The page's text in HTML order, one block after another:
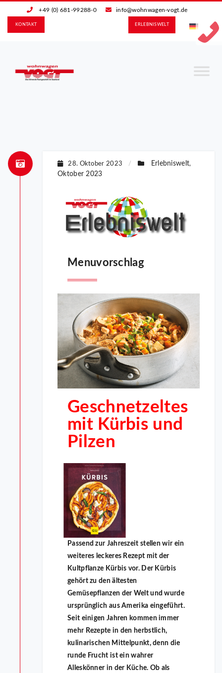
+49 (0) 681-99288-0 info@wohnwagen-vogt.de
ERLEBNIS­WELT
KONTAKT
28. Oktober 2023 / Erlebniswelt,
Oktober 2023
Menuvorschlag
Geschnetzeltes
mit Kürbis und
Pilzen
Passend zur Jahreszeit stellen wir ein
weiteres leckeres Rezept mit der
Kultpflanze Kürbis vor. Der Kürbis
gehört zu den ältesten
Gemüsepflanzen der Welt und wurde
ursprünglich aus Amerika eingeführt.
Seit einigen Jahren kommen immer
mehr Rezepte in den herbstlich,
kulinarischen Mittelpunkt, denn die
runde Frucht ist ein wahrer
Alleskönner in der Küche. Ob als